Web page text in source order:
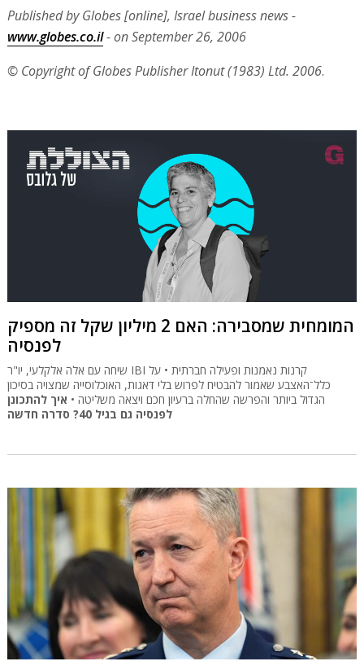
Published by Globes [online], Israel business news -
www.globes.co.il- on September 26, 2006
© Copyright of Globes Publisher Itonut (1983) Ltd. 2006.
המומחית שמסבירה: האם 2 מיליון שקל זה מספיק
לפנסיה
שיחה עם אלה אלקלעי, יו"ר IBI קרנות נאמנות ופעילה חברתית • על
כלל־האצבע שאמור להבטיח לפרוש בלי דאגות, האוכלוסייה שמצויה בסיכון
הגדול ביותר והפרשה שהחלה ברעיון חכם ויצאה משליטה • איך להתכונן
לפנסיה גם בגיל 40? סדרה חדשה